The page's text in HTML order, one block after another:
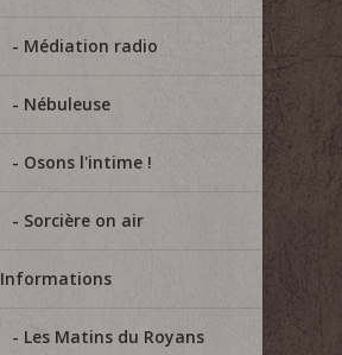
Médiation radio
Nébuleuse
Osons l'intime !
Sorcière on air
Informations
Les Matins du Royans